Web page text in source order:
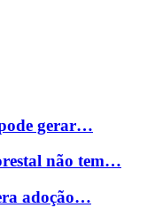
gerar…
não tem…
adoção…